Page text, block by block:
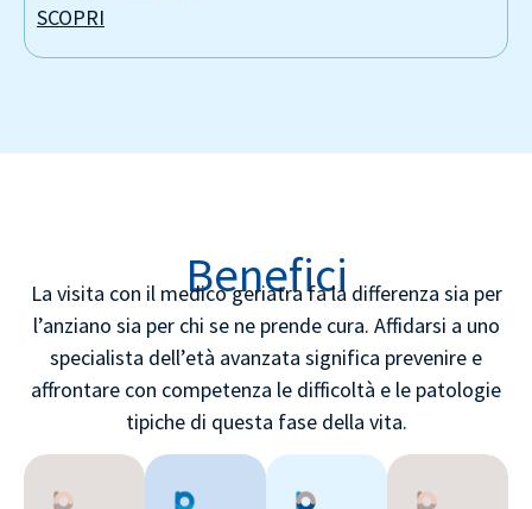
SCOPRI
Benefici
La visita con il medico geriatra fa la differenza sia per
l’anziano sia per chi se ne prende cura. Affidarsi a uno
specialista dell’età avanzata significa prevenire e
affrontare con competenza le difficoltà e le patologie
tipiche di questa fase della vita.